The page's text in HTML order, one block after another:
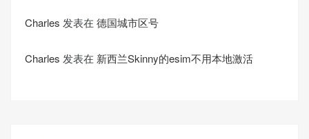
Charles 发表在 德国城市区号
Charles 发表在 新西兰Skinny的esim不用本地激活